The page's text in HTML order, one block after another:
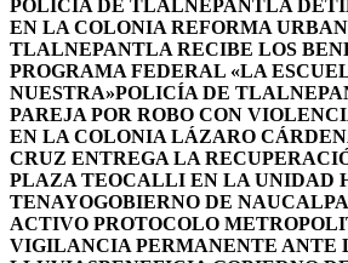
POLICÍA DE TLALNEPANTLA
EN LA COLONIA REFORMA
TLALNEPANTLA RECIBE LOS
PROGRAMA FEDERAL «LA
NUESTRA»POLICÍA DE
PAREJA POR ROBO CON
EN LA COLONIA LÁZARO
CRUZ ENTREGA LA
PLAZA TEOCALLI EN LA UNIDAD
TENAYOGOBIERNO DE
ACTIVO PROTOCOLO
VIGILANCIA PERMANENTE ANTE